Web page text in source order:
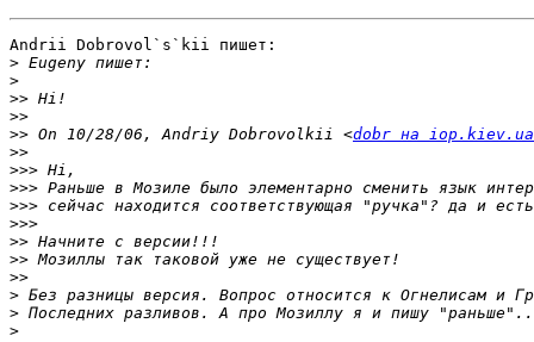
Andrii Dobrovol`s`kii пишет:
>
>
>>
>>
>> On 10/28/06, Andriy Dobrovolkii <dobr на iop.kiev.ua
>>
>>>
>>>
>>>
>>>
>>
>>
>>
>
>
>